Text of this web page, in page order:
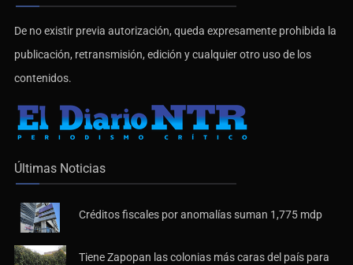
De no existir previa autorización, queda expresamente prohibida la
publicación, retransmisión, edición y cualquier otro uso de los
contenidos.
Últimas Noticias
Créditos fiscales por anomalías suman 1,775 mdp
Tiene Zapopan las colonias más caras del país para